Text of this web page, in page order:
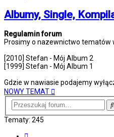
Albumy, Single,
Regulamin forum
Prosimy o nazewnictwo tematów
[2010] Stefan - Mój Album 2
[1999] Stefan - Mój Album 1
Gdzie w nawiasie podajemy
NOWY TEMAT
Tematy: 245